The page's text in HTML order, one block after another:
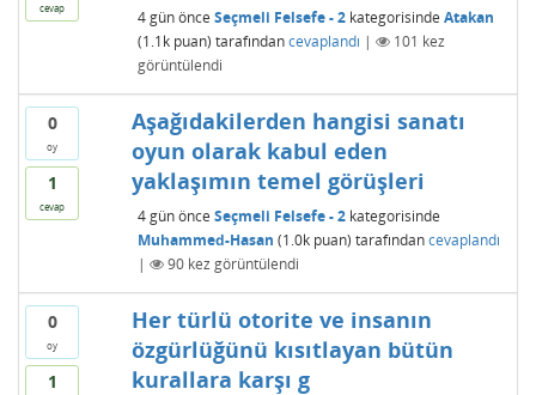
cevap 4 günönce Seçmeli Felsefe - 2kategorisinde Atakan
(1.1kpuan) tarafından cevaplandı | 101 kez
görüntülendi
0
oy
1
cevap
Aşağıdakilerden hangisi sanatı
oyun olarak kabul eden
yaklaşımın temel görüşleri
4 günönce Seçmeli Felsefe - 2kategorisinde
Muhammed-Hasan (1.0kpuan) tarafından cevaplandı
|
90kez görüntülendi
0
oy
1
Her türlü otorite ve insanın
özgürlüğünü kısıtlayan bütün
kurallara karşı g